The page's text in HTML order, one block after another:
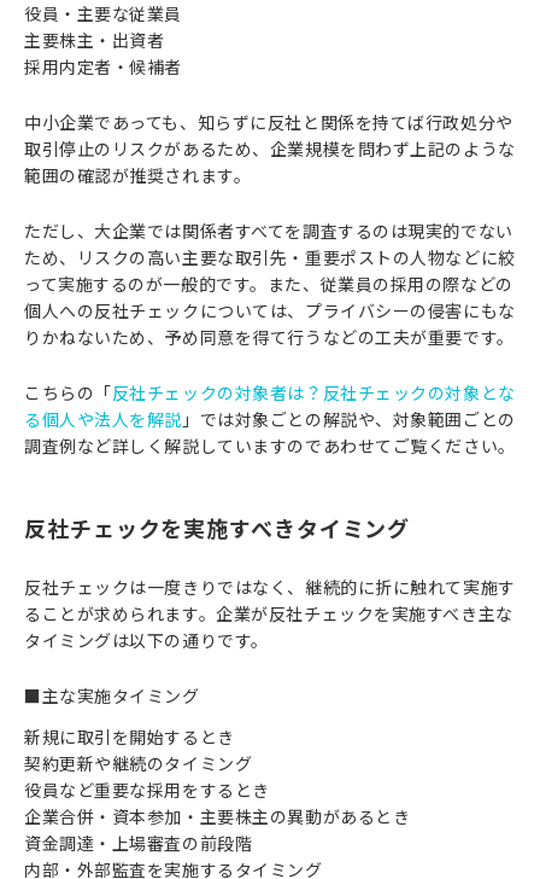
役員・主要な従業員
主要株主・出資者
採用内定者・候補者
中小企業であっても、知らずに反社と関係を持てば行政処分や
取引停止のリスクがあるため、企業規模を問わず上記のような
範囲の確認が推奨されます。
ただし、大企業では関係者すべてを調査するのは現実的でない
ため、リスクの高い主要な取引先・重要ポストの人物などに絞
って実施するのが一般的です。また、従業員の採用の際などの
個人への反社チェックについては、プライバシーの侵害にもな
りかねないため、予め同意を得て行うなどの工夫が重要です。
こちらの「反社チェックの対象者は？反社チェックの対象とな
る個人や法人を解説 」では対象ごとの解説や、対象範囲ごとの
調査例など詳しく解説していますのであわせてご覧ください。
反社チェックを実施すべきタイミング
反社チェックは一度きりではなく、継続的に折に触れて実施す
ることが求められます。企業が反社チェックを実施すべき主な
タイミングは以下の通りです。
■主な実施タイミング
新規に取引を開始するとき
契約更新や継続のタイミング
役員など重要な採用をするとき
企業合併・資本参加・主要株主の異動があるとき
資金調達・上場審査の前段階
内部・外部監査を実施するタイミング